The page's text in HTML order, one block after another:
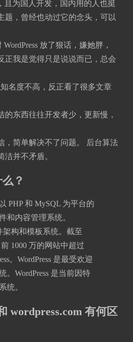
且为国人开发，国内用的人也挺
题，曾经也动过它的念头，可以
放了狠话，嫌她胖，
正我是觉得只是说说而已，总会
名度不高，反正看了很多文章
的东西往往开发者少，更新慢，
，简单解决不了问题。 后台算法
洁并不矛盾。
？
PHP 和 MySQL 为平台的
和内容管理系统。
架构和模板系统。截至
1000 万的网站中超过
。WordPress 是最受欢迎
。WordPress 是当前因特
统。
wordpress.com 有何区